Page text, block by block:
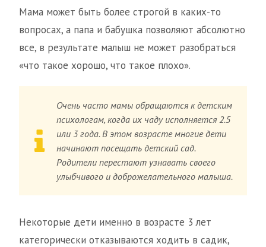
Мама может быть более строгой в каких-то
вопросах, а папа и бабушка позволяют абсолютно
все, в результате малыш не может разобраться
«что такое хорошо, что такое плохо».
Очень часто мамы обращаются к детским
психологам, когда их чаду исполняется 2.5
или 3 года. В этом возрасте многие дети
начинают посещать детский сад.
Родители перестают узнавать своего
улыбчивого и доброжелательного малыша.
Некоторые дети именно в возрасте 3 лет
категорически отказываются ходить в садик,